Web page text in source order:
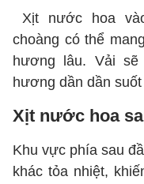
Xịt nước hoa
choàng có thể
hương lâu. Vải
hương dần dần suốt
Xịt nước hoa
Khu vực phía sau
khác tỏa nhiệt,